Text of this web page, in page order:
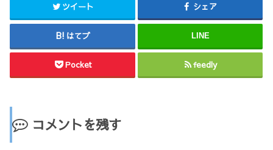
ツイート シェア
はてブ LINE
Pocket feedly
コメントを残す